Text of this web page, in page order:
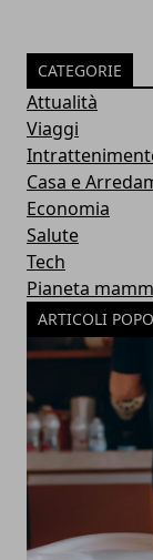
CATEGORIE
Attualità
Viaggi
Casa e
Economia
Salute
Tech
Pianeta
ARTICOLI